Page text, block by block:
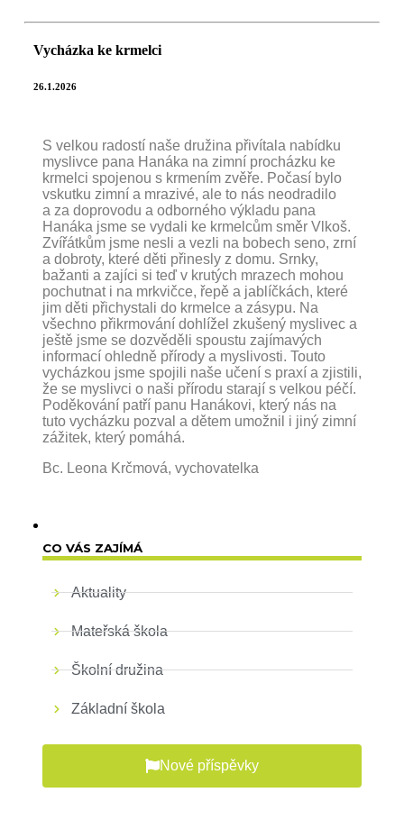
Vycházka ke krmelci
26.1.2026
S velkou radostí naše družina přivítala nabídku
myslivce pana Hanáka na zimní procházku ke
krmelci spojenou s krmením zvěře. Počasí bylo
vskutku zimní a mrazivé, ale to nás neodradilo
a za doprovodu a odborného výkladu pana
Hanáka jsme se vydali ke krmelcům směr Vlkoš.
Zvířátkům jsme nesli a vezli na bobech seno, zrní
a dobroty, které děti přinesly z domu. Srnky,
bažanti a zajíci si teď v krutých mrazech mohou
pochutnat i na mrkvičce, řepě a jablíčkách, které
jim děti přichystali do krmelce a zásypu. Na
všechno přikrmování dohlížel zkušený myslivec a
ještě jsme se dozvěděli spoustu zajímavých
informací ohledně přírody a myslivosti. Touto
vycházkou jsme spojili naše učení s praxí a zjistili,
že se myslivci o naši přírodu starají s velkou péčí.
Poděkování patří panu Hanákovi, který nás na
tuto vycházku pozval a dětem umožnil i jiný zimní
zážitek, který pomáhá.
Bc. Leona Krčmová, vychovatelka
CO VÁS ZAJÍMÁ
Aktuality
Mateřská škola
Školní družina
Základní škola
Nové příspěvky